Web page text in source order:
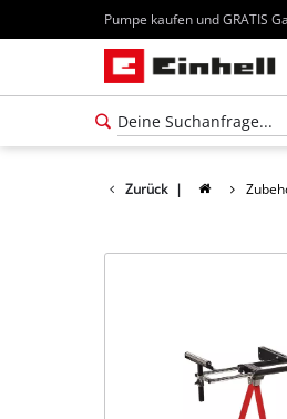
Pumpe kaufen und GRATIS
Zurück |